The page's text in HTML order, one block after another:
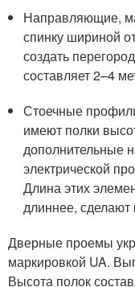
Направляющие,
спинку шириной
создать
составляет 2–4
Стоечные
имеют полки
дополнительные
электрической
Длина этих
длиннее, сделают
Дверные проемы
маркировкой UA.
Высота полок